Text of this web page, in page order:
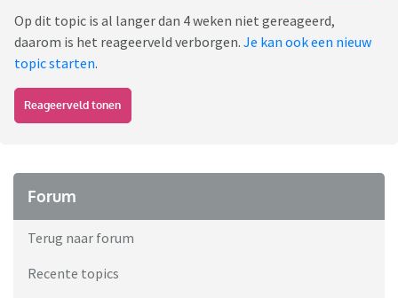
Op dit topic is al langer dan 4 weken niet gereageerd,
daarom is het reageerveld verborgen. Je kan ook een nieuw
topic starten.
Reageerveld tonen
Forum
Terug naar forum
Recente topics